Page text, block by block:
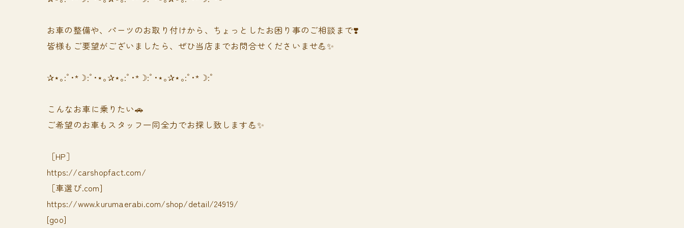
お車の整備や、パーツのお取り付けから、ちょっとしたお困り事のご相談まで❣️
皆様もご要望がございましたら、ぜひ当店までお問合せくださいませ💪✨
✰⋆｡:ﾟ･*☽:ﾟ･⋆｡✰⋆｡:ﾟ･*☽:ﾟ･⋆｡✰⋆｡:ﾟ･*☽:ﾟ
⁡⁡⁡こんなお車に乗りたい🚗
ご希望のお車もスタッフ一同全力でお探し致します💪✨
［HP］
https://carshopfact.com/
［車選び.com]
https://www.kurumaerabi.com/shop/detail/24919/
[goo]